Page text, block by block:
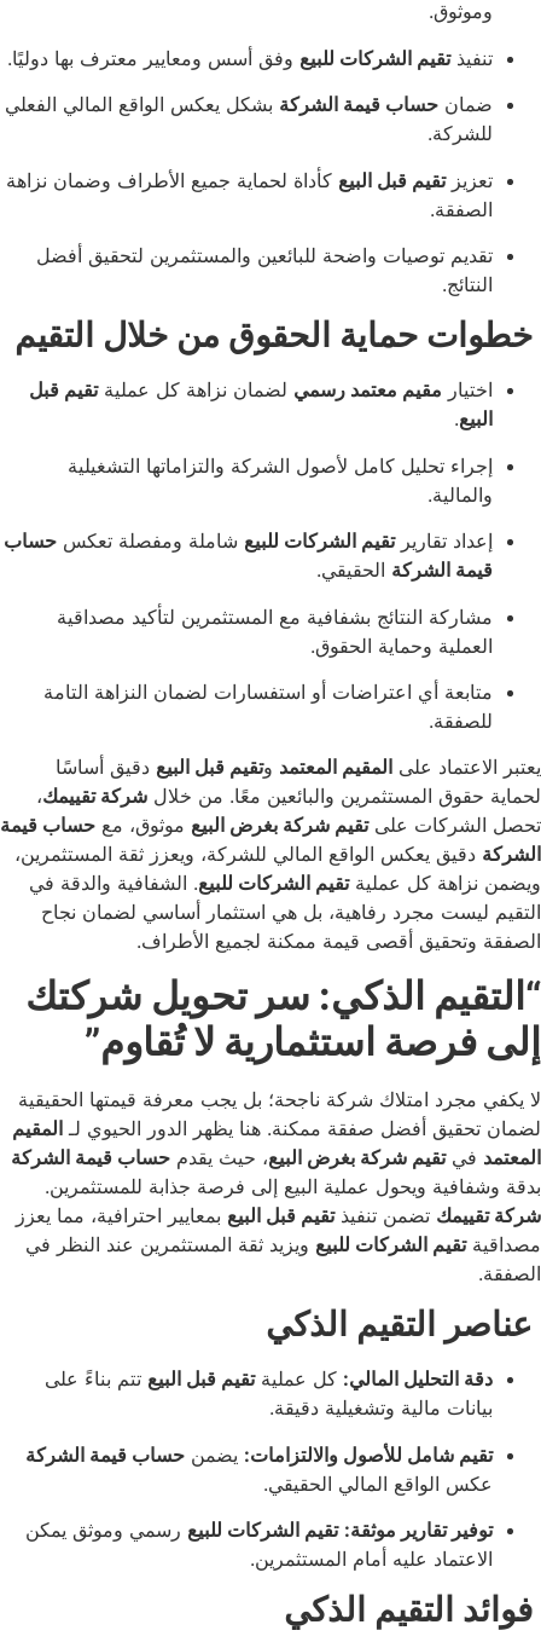
تقيم الشركات للبيع وفق أسس ومعايير معترف بها دوليًا.
حساب قيمة الشركةبشكل يعكس الواقع المالي الفعلي
تقيم قبل البيعكأداة لحماية جميع الأطراف وضمان نزاهة
توصيات واضحة للبائعين والمستثمرين لتحقيق أفضل
حماية الحقوق من خلال التقيم
مقيم معتمد رسميلضمان نزاهة كل عمليةتقيم قبل
تحليل كامل لأصول الشركة والتزاماتها التشغيلية
تقاريرتقيم الشركات للبيعشاملة ومفصلة تعكسحساب
الشركةالحقيقي.
النتائج بشفافية مع المستثمرين لتأكيد مصداقية
وحماية الحقوق.
أي اعتراضات أو استفسارات لضمان النزاهة التامة
علىالمقيم المعتمدو تقيم قبل البيعدقيق أساسًا
المستثمرين والبائعين معًا. من خلال شركة تقييمك،
علىتقيم شركة بغرض البيعموثوق، معحساب قيمة
يعكس الواقع المالي للشركة، ويعزز ثقة المستثمرين،
كل عمليةتقيم الشركات للبيع. الشفافية والدقة في
مجرد رفاهية، بل هي استثمار أساسي لضمان نجاح
أقصى قيمة ممكنة لجميع الأطراف.
الذكي: سر تحويل شركتك
استثمارية لا تُقاوم”
امتلاك شركة ناجحة؛ بل يجب معرفة قيمتها الحقيقية
أفضل صفقة ممكنة. هنا يظهر الدور الحيوي لـ المقيم
تقيم شركة بغرض البيع، حيث يقدمحساب قيمة الشركة
ويحول عملية البيع إلى فرصة جذابة للمستثمرين.
تضمن تنفيذتقيم قبل البيعبمعايير احترافية، مما يعزز
الشركات للبيع ويزيد ثقة المستثمرين عند النظر في
الذكي
المالي:كل عمليةتقيم قبل البيعتتم بناءً على
مالية وتشغيلية دقيقة.
شامل للأصول والالتزامات:يضمنحساب قيمة الشركة
الواقع المالي الحقيقي.
تقارير موثقة: تقيم الشركات للبيع رسمي وموثق يمكن
عليه أمام المستثمرين.
الذكي